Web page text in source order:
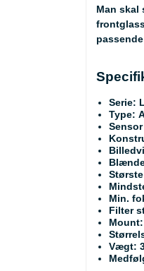
Man skal
Serie:
Type:
Min.
Filter
Vægt: